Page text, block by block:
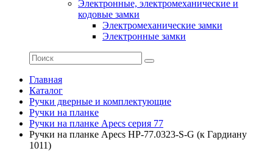
Электронные, электромеханические и
кодовые замки
Электромеханические замки
Электронные замки
Главная
Каталог
Ручки дверные и комплектующие
Ручки на планке
Ручки на планке Apecs серия 77
Ручки на планке Apecs HP-77.0323-S-G (к Гардиану
1011)